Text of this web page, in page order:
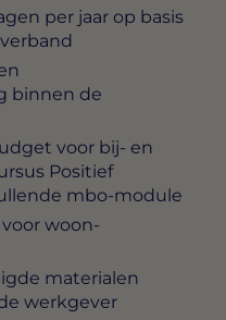
per jaar op basis
binnen de
voor bij- en
Positief
mbo-module
woon-
materialen
werkgever